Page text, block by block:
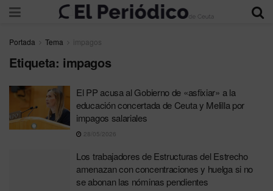
Portada Tema impagos
Etiqueta: impagos
El PP acusa al Gobierno de «asfixiar» a la
educación concertada de Ceuta y Melilla por
impagos salariales
28/05/2026
Los trabajadores de Estructuras del Estrecho
amenazan con concentraciones y huelga si no
se abonan las nóminas pendientes